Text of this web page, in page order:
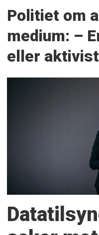
Politiet om
medium: –
eller